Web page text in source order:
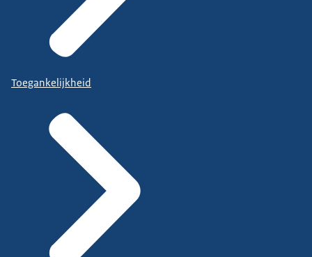
Toegankelijkheid